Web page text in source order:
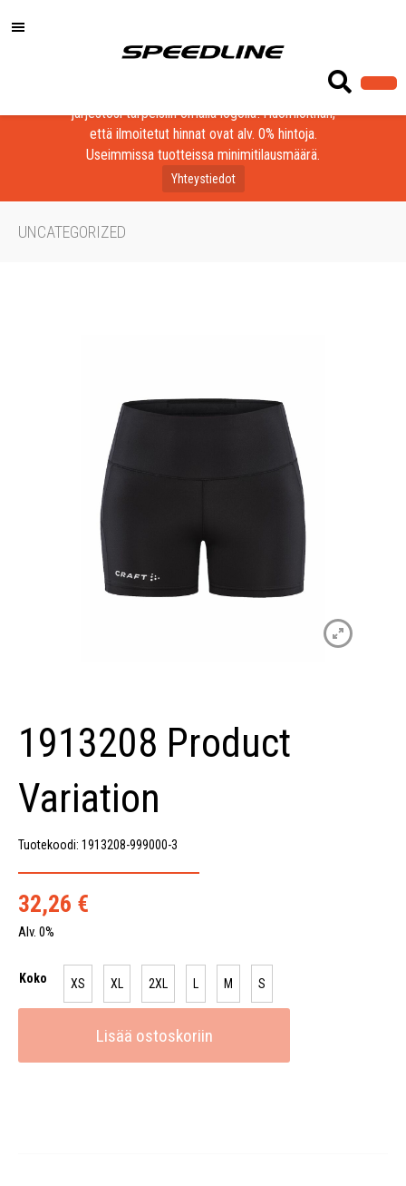
Löydä laadukkaat tuotteet yrityksesi, seurasi tai
järjestösi tarpeisiin omalla logolla! Huomioithan,
että ilmoitetut hinnat ovat alv. 0% hintoja.
Useimmissa tuotteissa minimitilausmäärä.
Yhteystiedot
UNCATEGORIZED
1913208 Product
Variation
Tuotekoodi: 1913208-999000-3
32,26 €
Alv. 0%
Koko XS XL 2XL L M S
Lisää ostoskoriin